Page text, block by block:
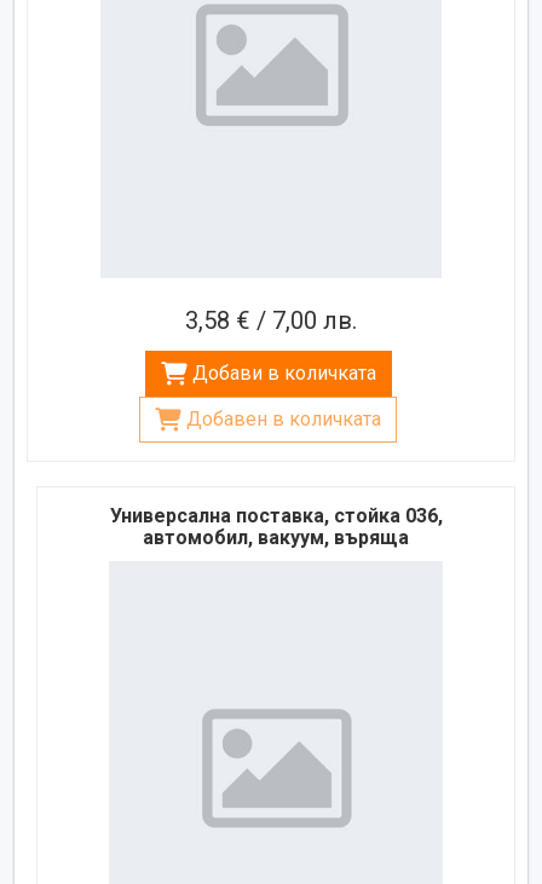
3,58 € / 7,00 лв.
Добави в количката
Добавен в количката
Универсална поставка, стойка 036,
автомобил, вакуум, въряща